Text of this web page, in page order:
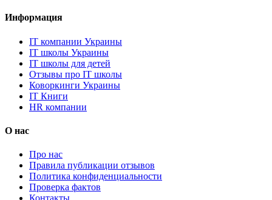
Информация
IT компании Украины
IT школы Украины
IT школы для детей
Отзывы про IT школы
Коворкинги Украины
IT Книги
HR компании
О нас
Про нас
Правила публикации отзывов
Политика конфиденциальности
Проверка фактов